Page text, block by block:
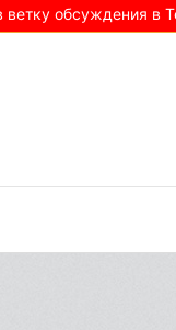
ветку обсуждения в